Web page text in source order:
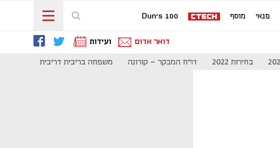
פנאי מוסף Dun's 100
דואר אדום ועידות
בחירות 2022 דו"ח המבקר - קורונה משפחה בריבית דריבית